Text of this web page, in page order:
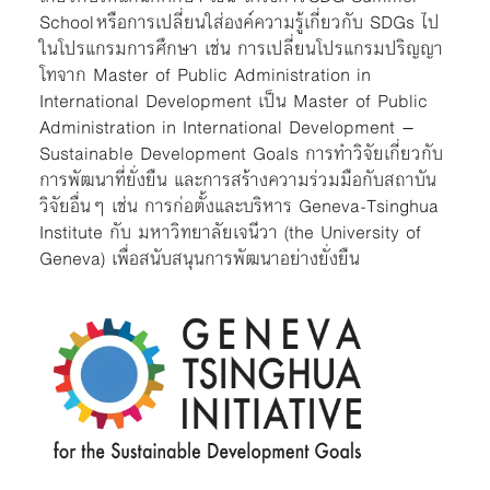
Schoolหรือการเปลี่ยนใส่องค์ความรู้เกี่ยวกับ SDGs ไป
ในโปรแกรมการศึกษา เช่น การเปลี่ยนโปรแกรมปริญญา
โทจาก Master of Public Administration in
International Development เป็น Master of Public
Administration in International Development –
Sustainable Development Goals การทำวิจัยเกี่ยวกับ
การพัฒนาที่ยั่งยืน และการสร้างความร่วมมือกับสถาบัน
วิจัยอื่นๆ เช่น การก่อตั้งและบริหาร Geneva-Tsinghua
Institute กับ มหาวิทยาลัยเจนีวา (the University of
Geneva) เพื่อสนับสนุนการพัฒนาอย่างยั่งยืน